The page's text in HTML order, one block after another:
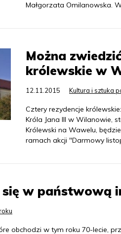
Małgorzata Omilanowska.
Można
królewskie w
12.11.2015 Kultura i sztuka
Cztery rezydencje
Króla Jana III w Wilanowie,
Królewski na Wawelu,
ramach akcji "Darmowy
się w państwową
obchodzi w tym roku 70-lecie,